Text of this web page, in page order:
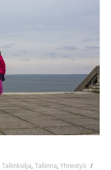
Tallinksilja, Tallinna,Yhteistyö
/